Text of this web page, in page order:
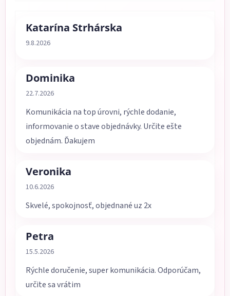
Katarína Strhárska
Hodnotenie obchodu je 5 z 5 hviezdičiek.
9.8.2026
Dominika
Hodnotenie obchodu je 5 z 5 hviezdičiek.
22.7.2026
Komunikácia na top úrovni, rýchle dodanie,
informovanie o stave objednávky. Určite ešte
objednám. Ďakujem
Veronika
Hodnotenie obchodu je 5 z 5 hviezdičiek.
10.6.2026
Skvelé, spokojnosť, objednané uz 2x
Petra
Hodnotenie obchodu je 5 z 5 hviezdičiek.
15.5.2026
Rýchle doručenie, super komunikácia. Odporúčam,
určite sa vrátim